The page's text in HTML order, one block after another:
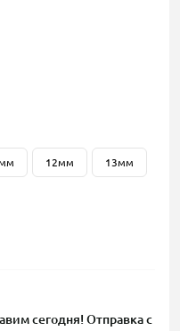
12мм 13мм
сегодня! Отправка с